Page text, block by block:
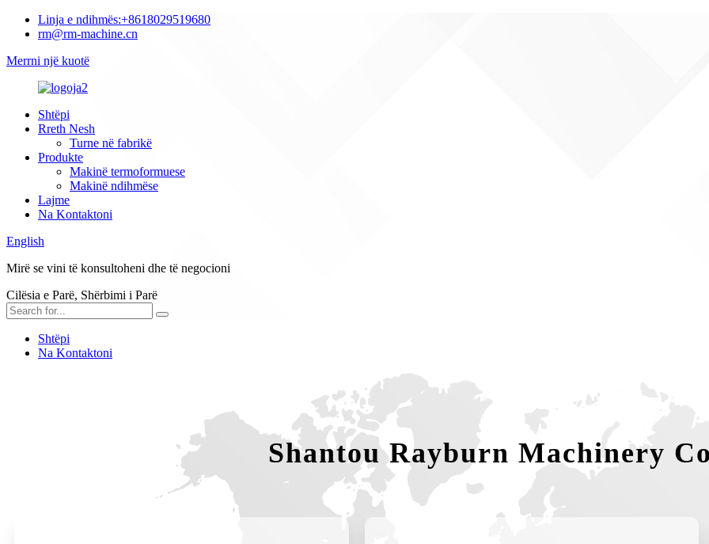
Linja e ndihmës:+8618029519680
rm@rm-machine.cn
Merrni një kuotë
Shtëpi
Rreth Nesh
Turne në fabrikë
Produkte
Makinë termoformuese
Makinë ndihmëse
Lajme
Na Kontaktoni
English
Mirë se vini të konsultoheni dhe të negocioni
Cilësia e Parë, Shërbimi i Parë
Shtëpi
Na Kontaktoni
Shantou Rayburn Machinery